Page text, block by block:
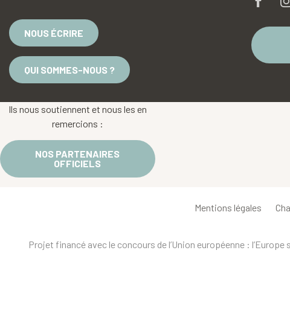
NOUS ÉCRIRE
QUI SOMMES-NOUS ?
Ils nous soutiennent et nous les en
remercions :
NOS PARTENAIRES
OFFICIELS
Mentions légales
Projet financé avec le concours de l’Union européenne :